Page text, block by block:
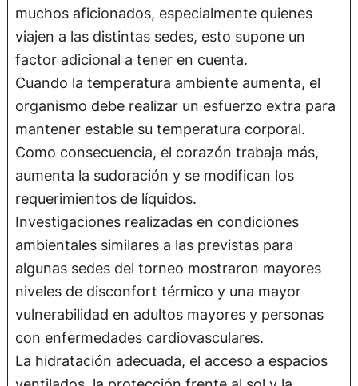
muchos aficionados, especialmente quienes
viajen a las distintas sedes, esto supone un
factor adicional a tener en cuenta.
Cuando la temperatura ambiente aumenta, el
organismo debe realizar un esfuerzo extra para
mantener estable su temperatura corporal.
Como consecuencia, el corazón trabaja más,
aumenta la sudoración y se modifican los
requerimientos de líquidos.
Investigaciones realizadas en condiciones
ambientales similares a las previstas para
algunas sedes del torneo mostraron mayores
niveles de disconfort térmico y una mayor
vulnerabilidad en adultos mayores y personas
con enfermedades cardiovasculares.
La hidratación adecuada, el acceso a espacios